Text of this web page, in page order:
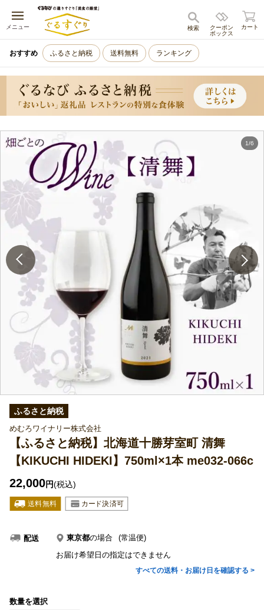
メニュー
キャンセル
クーポン
ボックス
検索 カート
おすすめ ふるさと納税 送料無料 ランキング
1/6
ふるさと納税
めむろワイナリー株式会社
【ふるさと納税】北海道十勝芽室町 清舞
【KIKUCHI HIDEKI】750ml×1本 me032-066c
22,000円(税込)
配送 東京都の場合
(常温便)
お届け希望日の指定はできません
すべての送料・お届け日を確認する >
数量を選択